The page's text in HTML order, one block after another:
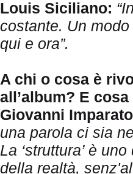
Louis Siciliano:
costante. Un
qui e ora”.
A chi o cosa è
all’album? E
Giovanni
una parola ci sia
La ‘struttura’ è
della realtà,